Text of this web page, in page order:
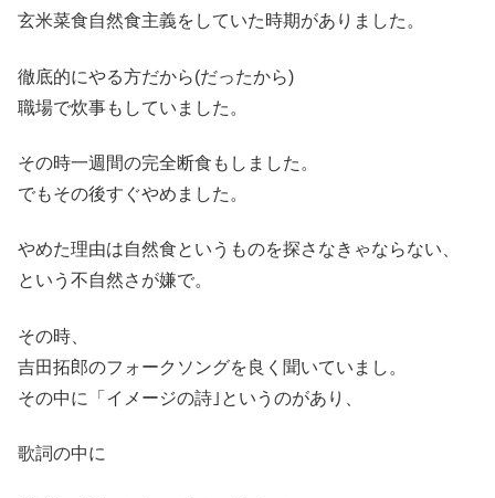
玄米菜食自然食主義をしていた時期がありました。
徹底的にやる方だから(だったから)
職場で炊事もしていました。
その時一週間の完全断食もしました。
でもその後すぐやめました。
やめた理由は自然食というものを探さなきゃならない、
という不自然さが嫌で。
その時、
吉田拓郎のフォークソングを良く聞いていまし。
その中に「イメージの詩｣というのがあり、
歌詞の中に